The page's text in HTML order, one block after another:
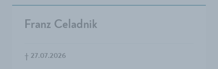
Franz Celadnik
† 27.07.2026